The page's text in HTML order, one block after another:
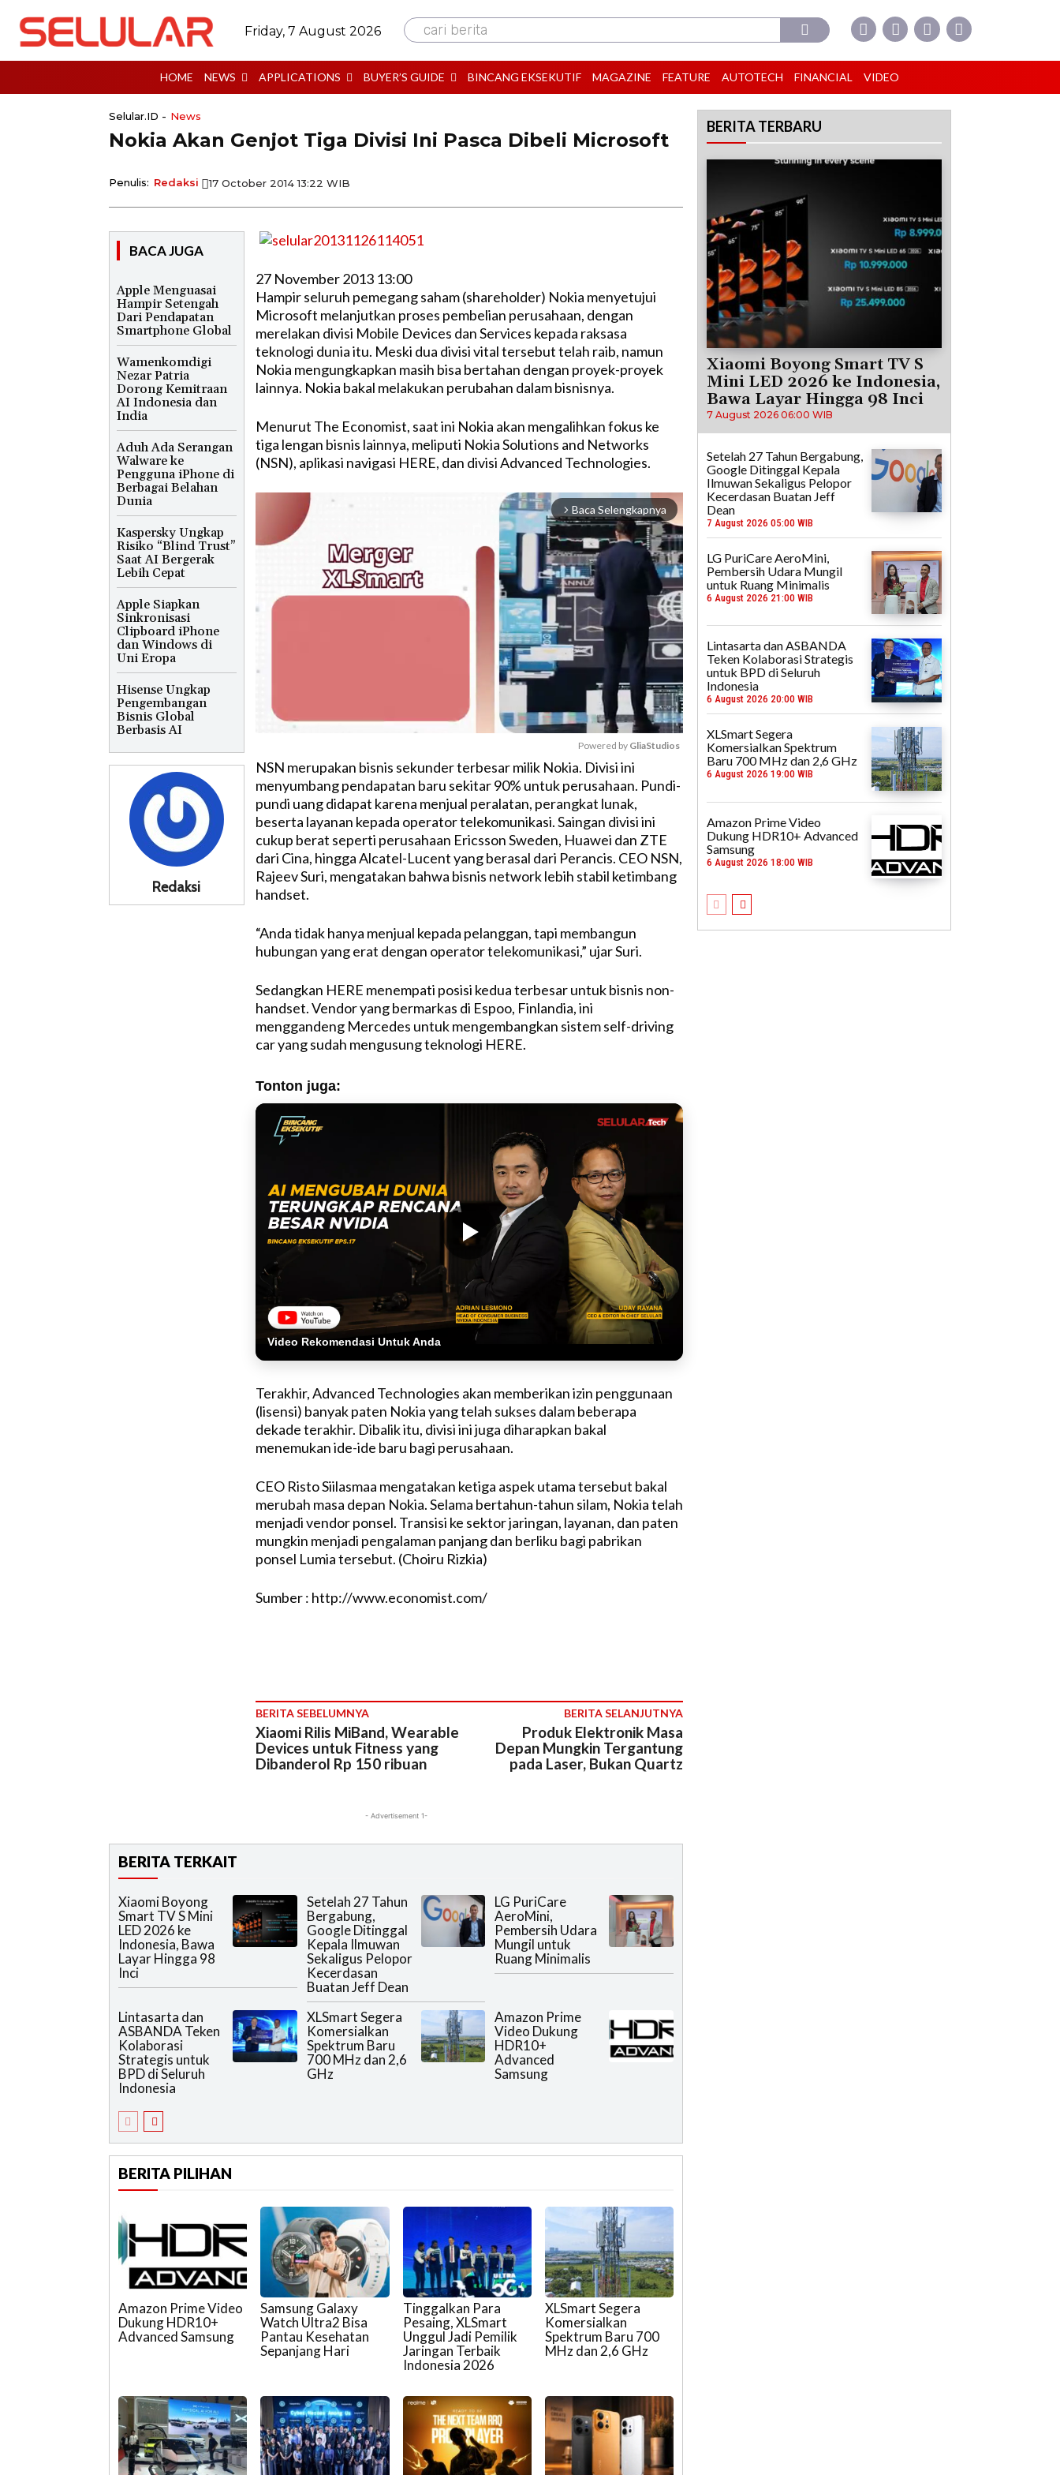
Friday, 7 August 2026 cari berita
HOME NEWS APPLICATIONS BUYER’S GUIDE BINCANG EKSEKUTIF MAGAZINE FEATURE AUTOTECH FINANCIAL VIDEO
Selular.ID - News
Nokia Akan Genjot Tiga Divisi Ini Pasca Dibeli Microsoft
Penulis: Redaksi 17 October 2014 13:22 WIB
BACA JUGA
Apple Menguasai
Hampir Setengah
Dari Pendapatan
Smartphone Global
Wamenkomdigi
Nezar Patria
Dorong Kemitraan
AI Indonesia dan
India
Aduh Ada Serangan
Walware ke
Pengguna iPhone di
Berbagai Belahan
Dunia
Kaspersky Ungkap
Risiko “Blind Trust”
Saat AI Bergerak
Lebih Cepat
Apple Siapkan
Sinkronisasi
Clipboard iPhone
dan Windows di
Uni Eropa
Hisense Ungkap
Pengembangan
Bisnis Global
Berbasis AI
Redaksi
27 November 2013 13:00
Hampir seluruh pemegang saham (shareholder) Nokia menyetujui
Microsoft melanjutkan proses pembelian perusahaan, dengan
merelakan divisi Mobile Devices dan Services kepada raksasa
teknologi dunia itu. Meski dua divisi vital tersebut telah raib, namun
Nokia mengungkapkan masih bisa bertahan dengan proyek-proyek
lainnya. Nokia bakal melakukan perubahan dalam bisnisnya.
Menurut The Economist, saat ini Nokia akan mengalihkan fokus ke
tiga lengan bisnis lainnya, meliputi Nokia Solutions and Networks
(NSN), aplikasi navigasi HERE, dan divisi Advanced Technologies.
arrow_forward_ios Baca Selengkapnya
M
u
t
e
Powered by GliaStudios
NSN merupakan bisnis sekunder terbesar milik Nokia. Divisi ini
menyumbang pendapatan baru sekitar 90% untuk perusahaan. Pundi-
pundi uang didapat karena menjual peralatan, perangkat lunak,
beserta layanan kepada operator telekomunikasi. Saingan divisi ini
cukup berat seperti perusahaan Ericsson Sweden, Huawei dan ZTE
dari Cina, hingga Alcatel-Lucent yang berasal dari Perancis. CEO NSN,
Rajeev Suri, mengatakan bahwa bisnis network lebih stabil ketimbang
handset.
“Anda tidak hanya menjual kepada pelanggan, tapi membangun
hubungan yang erat dengan operator telekomunikasi,” ujar Suri.
Sedangkan HERE menempati posisi kedua terbesar untuk bisnis non-
handset. Vendor yang bermarkas di Espoo, Finlandia, ini
menggandeng Mercedes untuk mengembangkan sistem self-driving
car yang sudah mengusung teknologi HERE.
Tonton juga:
Video Rekomendasi Untuk Anda
Terakhir, Advanced Technologies akan memberikan izin penggunaan
(lisensi) banyak paten Nokia yang telah sukses dalam beberapa
dekade terakhir. Dibalik itu, divisi ini juga diharapkan bakal
menemukan ide-ide baru bagi perusahaan.
CEO Risto Siilasmaa mengatakan ketiga aspek utama tersebut bakal
merubah masa depan Nokia. Selama bertahun-tahun silam, Nokia telah
menjadi vendor ponsel. Transisi ke sektor jaringan, layanan, dan paten
mungkin menjadi pengalaman panjang dan berliku bagi pabrikan
ponsel Lumia tersebut. (Choiru Rizkia)
Sumber : http://www.economist.com/
BERITA SEBELUMNYA
Xiaomi Rilis MiBand, Wearable
Devices untuk Fitness yang
Dibanderol Rp 150 ribuan
BERITA SELANJUTNYA
Produk Elektronik Masa
Depan Mungkin Tergantung
pada Laser, Bukan Quartz
- Advertisement 1-
BERITA TERKAIT
Xiaomi Boyong
Smart TV S Mini
LED 2026 ke
Indonesia, Bawa
Layar Hingga 98
Inci
Setelah 27 Tahun
Bergabung,
Google Ditinggal
Kepala Ilmuwan
Sekaligus Pelopor
Kecerdasan
Buatan Jeff Dean
LG PuriCare
AeroMini,
Pembersih Udara
Mungil untuk
Ruang Minimalis
Lintasarta dan
ASBANDA Teken
Kolaborasi
Strategis untuk
BPD di Seluruh
Indonesia
XLSmart Segera
Komersialkan
Spektrum Baru
700 MHz dan 2,6
GHz
Amazon Prime
Video Dukung
HDR10+
Advanced
Samsung
BERITA PILIHAN
Amazon Prime Video
Dukung HDR10+
Advanced Samsung
Samsung Galaxy
Watch Ultra2 Bisa
Pantau Kesehatan
Sepanjang Hari
Tinggalkan Para
Pesaing, XLSmart
Unggul Jadi Pemilik
Jaringan Terbaik
Indonesia 2026
XLSmart Segera
Komersialkan
Spektrum Baru 700
MHz dan 2,6 GHz
BERITA TERBARU
Xiaomi Boyong Smart TV S
Mini LED 2026 ke Indonesia,
Bawa Layar Hingga 98 Inci
7 August 2026 06:00 WIB
Setelah 27 Tahun Bergabung,
Google Ditinggal Kepala
Ilmuwan Sekaligus Pelopor
Kecerdasan Buatan Jeff
Dean
7 August 2026 05:00 WIB
LG PuriCare AeroMini,
Pembersih Udara Mungil
untuk Ruang Minimalis
6 August 2026 21:00 WIB
Lintasarta dan ASBANDA
Teken Kolaborasi Strategis
untuk BPD di Seluruh
Indonesia
6 August 2026 20:00 WIB
XLSmart Segera
Komersialkan Spektrum
Baru 700 MHz dan 2,6 GHz
6 August 2026 19:00 WIB
Amazon Prime Video
Dukung HDR10+ Advanced
Samsung
6 August 2026 18:00 WIB